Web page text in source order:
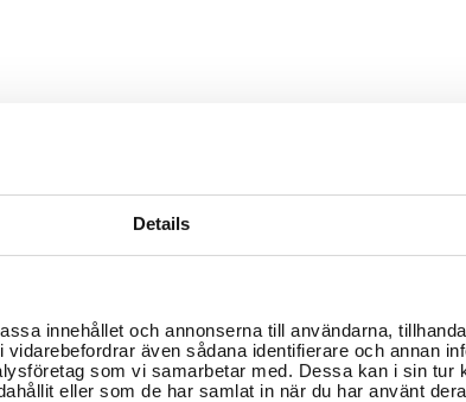
Details
innehållet och annonserna till användarna,
även sådana identifierare och annan
som vi samarbetar med. Dessa kan i sin tur
eller som de har samlat in när du har använt